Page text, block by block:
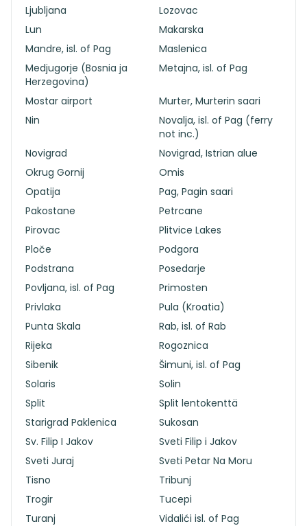
Ljubljana
Lozovac
Lun
Makarska
Mandre, isl. of Pag
Maslenica
Medjugorje (Bosnia ja
Herzegovina)
Metajna, isl. of Pag
Mostar airport
Murter, Murterin saari
Nin
Novalja, isl. of Pag (ferry
not inc.)
Novigrad
Novigrad, Istrian alue
Okrug Gornij
Omis
Opatija
Pag, Pagin saari
Pakostane
Petrcane
Pirovac
Plitvice Lakes
Ploče
Podgora
Podstrana
Posedarje
Povljana, isl. of Pag
Primosten
Privlaka
Pula (Kroatia)
Punta Skala
Rab, isl. of Rab
Rijeka
Rogoznica
Sibenik
Šimuni, isl. of Pag
Solaris
Solin
Split
Split lentokenttä
Starigrad Paklenica
Sukosan
Sv. Filip I Jakov
Sveti Filip i Jakov
Sveti Juraj
Sveti Petar Na Moru
Tisno
Tribunj
Trogir
Tucepi
Turanj
Vidalići isl. of Pag